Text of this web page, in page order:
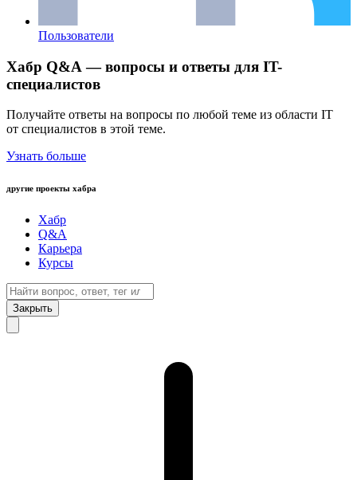
Пользователи
Хабр Q&A — вопросы и ответы для IT-
специалистов
Получайте ответы на вопросы по любой теме из области IT
от специалистов в этой теме.
Узнать больше
другие проекты хабра
Хабр
Q&A
Карьера
Курсы
Закрыть